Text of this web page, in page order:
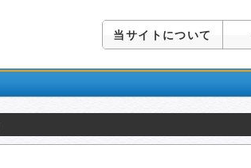
当サイトについて